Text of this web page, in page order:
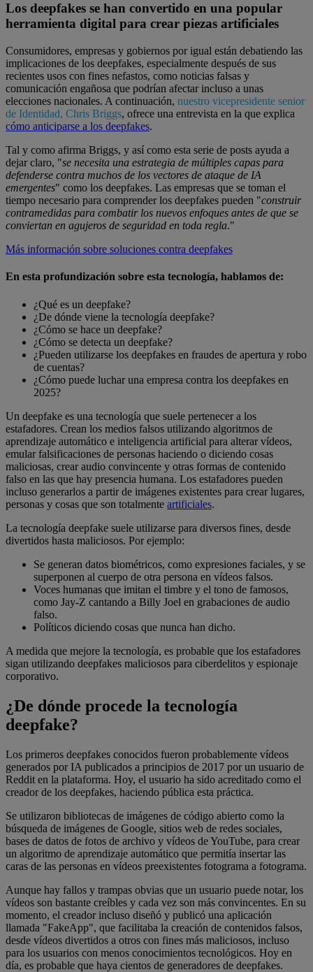
Los deepfakes se han convertido en una popular
herramienta digital para crear piezas artificiales
Consumidores, empresas y gobiernos por igual están debatiendo las
implicaciones de los deepfakes, especialmente después de sus
recientes usos con fines nefastos, como noticias falsas y
comunicación engañosa que podrían afectar incluso a unas
elecciones nacionales. A continuación, nuestro vicepresidente senior
de Identidad, Chris Briggs, ofrece una entrevista en la que explica
cómo anticiparse a los deepfakes.
Tal y como afirma Briggs, y así como esta serie de posts ayuda a
dejar claro, "se necesita una estrategia de múltiples capas para
defenderse contra muchos de los vectores de ataque de IA
emergentes" como los deepfakes. Las empresas que se toman el
tiempo necesario para comprender los deepfakes pueden "construir
contramedidas para combatir los nuevos enfoques antes de que se
conviertan en agujeros de seguridad en toda regla."
Más información sobre soluciones contra deepfakes
En esta profundización sobre esta tecnología, hablamos de:
¿Qué es un deepfake?
¿De dónde viene la tecnología deepfake?
¿Cómo se hace un deepfake?
¿Cómo se detecta un deepfake?
¿Pueden utilizarse los deepfakes en fraudes de apertura y robo
de cuentas?
¿Cómo puede luchar una empresa contra los deepfakes en
2025?
Un deepfake es una tecnología que suele pertenecer a los
estafadores. Crean los medios falsos utilizando algoritmos de
aprendizaje automático e inteligencia artificial para alterar vídeos,
emular falsificaciones de personas haciendo o diciendo cosas
maliciosas, crear audio convincente y otras formas de contenido
falso en las que hay presencia humana. Los estafadores pueden
incluso generarlos a partir de imágenes existentes para crear lugares,
personas y cosas que son totalmente artificiales.
La tecnología deepfake suele utilizarse para diversos fines, desde
divertidos hasta maliciosos. Por ejemplo:
Se generan datos biométricos, como expresiones faciales, y se
superponen al cuerpo de otra persona en vídeos falsos.
Voces humanas que imitan el timbre y el tono de famosos,
como Jay-Z cantando a Billy Joel en grabaciones de audio
falso.
Políticos diciendo cosas que nunca han dicho.
A medida que mejore la tecnología, es probable que los estafadores
sigan utilizando deepfakes maliciosos para ciberdelitos y espionaje
corporativo.
¿De dónde procede la tecnología
deepfake?
Los primeros deepfakes conocidos fueron probablemente vídeos
generados por IA publicados a principios de 2017 por un usuario de
Reddit en la plataforma. Hoy, el usuario ha sido acreditado como el
creador de los deepfakes, haciendo pública esta práctica.
Se utilizaron bibliotecas de imágenes de código abierto como la
búsqueda de imágenes de Google, sitios web de redes sociales,
bases de datos de fotos de archivo y vídeos de YouTube, para crear
un algoritmo de aprendizaje automático que permitía insertar las
caras de las personas en vídeos preexistentes fotograma a fotograma.
Aunque hay fallos y trampas obvias que un usuario puede notar, los
vídeos son bastante creíbles y cada vez son más convincentes. En su
momento, el creador incluso diseñó y publicó una aplicación
llamada "FakeApp", que facilitaba la creación de contenidos falsos,
desde vídeos divertidos a otros con fines más maliciosos, incluso
para los usuarios con menos conocimientos tecnológicos. Hoy en
día, es probable que haya cientos de generadores de deepfakes.